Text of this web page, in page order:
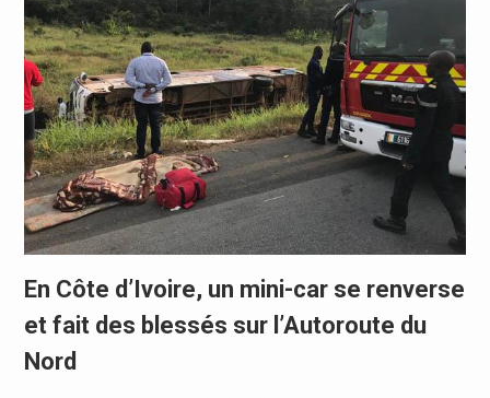
En Côte d’Ivoire, un mini-car se renverse
et fait des blessés sur l’Autoroute du
Nord